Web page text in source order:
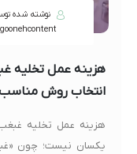
نوشته شده
goonehcontent
هزینه عمل تخلیه
انتخاب روش
هزینه عمل تخلیه
یکسان نیست؛ چون